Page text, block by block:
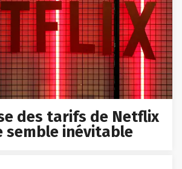
des tarifs de Netflix
semble inévitable